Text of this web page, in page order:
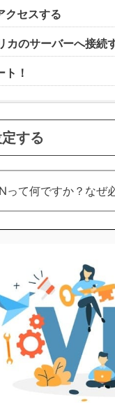
クセスする
カのサーバーへ接続
！
する
って何ですか？なぜ